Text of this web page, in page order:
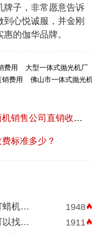
牌子，非常愿意告诉
心悦诚服，并金刚
的伽华品牌。
费用
大型一体式抛光机厂
费用
佛山市一体式抛光
公司直销收费多少？
标准多少？
报价对决质量和便捷性，晶面打蜡机河南挑选需明智判断 1948
智能晶面机厂家，金华市哪儿可以找到价格表合理水磨石晶面机？ 1911